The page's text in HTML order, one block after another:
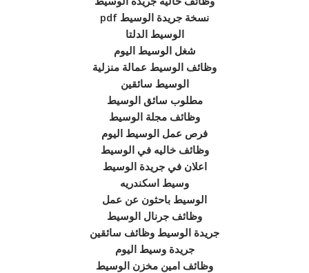
نسخة جريدة الوسيط pdf
الوسيط الدلتا
شغل الوسيط اليوم
وظائف الوسيط عمالة منزلية
الوسيط سائقين
مطلوب سائق الوسيط
وظائف مجلة الوسيط
فرص عمل الوسيط اليوم
وظائف خاليه في الوسيط
اعلان في جريدة الوسيط
وسيط اسكندريه
الوسيط باحثون عن عمل
وظائف جرنال الوسيط
جريدة الوسيط وظائف سائقين
جريدة وسيط اليوم
وظائف امين مخزن الوسيط